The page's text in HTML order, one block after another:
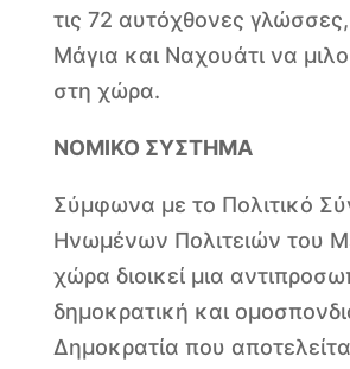
τις 72 αυτόχθονες γλώσσες,
Μάγια και Ναχουάτι να
στη χώρα.
ΝΟΜΙΚΟ ΣΥΣΤΗΜΑ
Σύμφωνα με το Πολιτικό
Ηνωμένων Πολιτειών του
χώρα διοικεί μια
δημοκρατική και
Δημοκρατία που